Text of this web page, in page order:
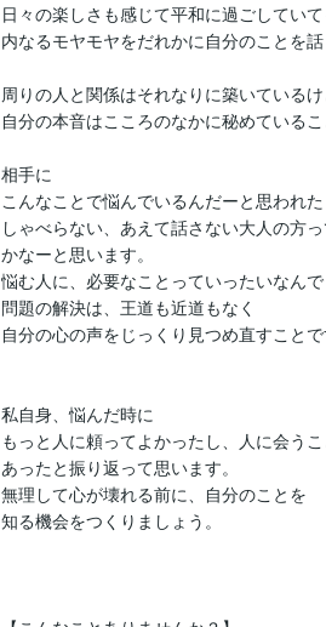
日々の楽しさも感じて平和に過ごしていて
内なるモヤモヤをだれかに自分のことを話
周りの人と関係はそれなりに築いているけ
自分の本音はこころのなかに秘めている
相手に
こんなことで悩んでいるんだーと思われ
しゃべらない、あえて話さない大人の方
かなーと思います。
悩む人に、必要なことっていったいなん
問題の解決は、王道も近道もなく
自分の心の声をじっくり見つめ直すことで
私自身、悩んだ時に
もっと人に頼ってよかったし、人に会う
あったと振り返って思います。
無理して心が壊れる前に、自分のことを
知る機会をつくりましょう。